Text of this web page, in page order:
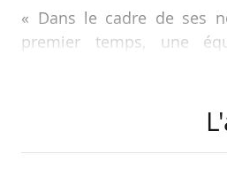
« Dans le cadre de ses
premier temps, une
professionnelle au sein
Capital Markets seront